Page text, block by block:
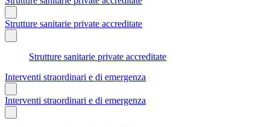
Strutture sanitarie private accreditate
Strutture sanitarie private accreditate
Interventi straordinari e di emergenza
Interventi straordinari e di emergenza